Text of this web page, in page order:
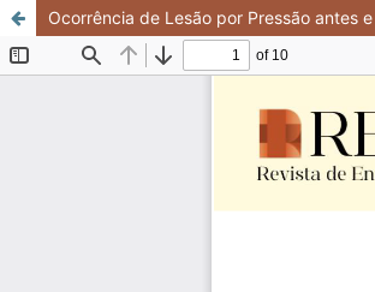
Ocorrência de Lesão por Pressão antes